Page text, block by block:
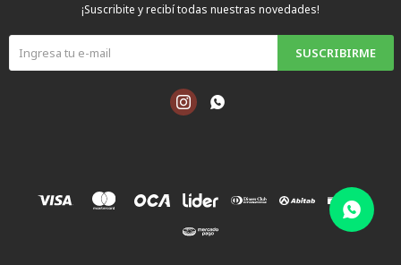
¡Suscribite y recibí todas nuestras novedades!
SUSCRIBIRME
 